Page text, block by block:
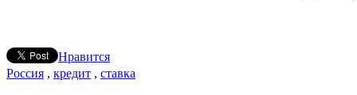
Нравится
Россия , кредит , ставка